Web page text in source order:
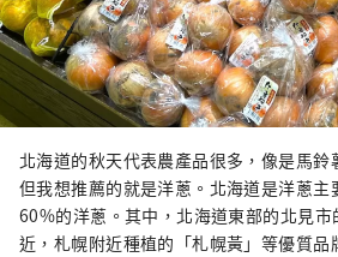
北海道的秋天代表農產品很多，像是馬鈴
但我想推薦的就是洋蔥。北海道是洋蔥主
60%的洋蔥。其中，北海道東部的北見
近，札幌附近種植的「札幌黃」等優質品